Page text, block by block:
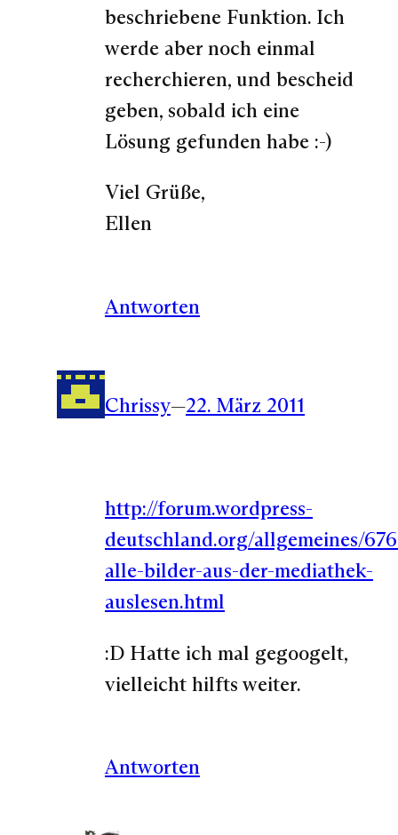
beschriebene Funktion. Ich
werde aber noch einmal
recherchieren, und bescheid
geben, sobald ich eine
Lösung gefunden habe :-)
Viel Grüße,
Ellen
Antworten
Chrissy—22. März 2011
http://forum.wordpress-
deutschland.org/allgemeines/
alle-bilder-aus-der-mediathek-
auslesen.html
:D Hatte ich mal gegoogelt,
vielleicht hilfts weiter.
Antworten